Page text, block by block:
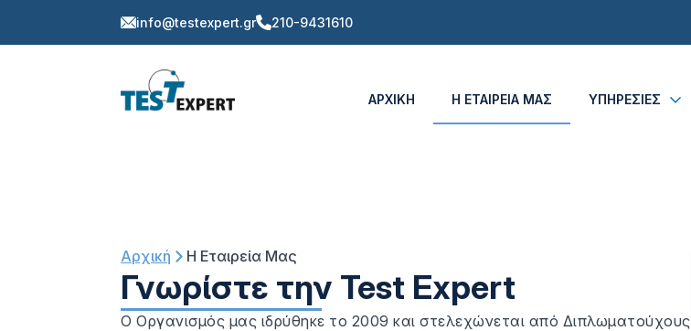
info@testexpert.gr 210-9431610
ΑΡΧΙΚΗ Η ΕΤΑΙΡΕΙΑ ΜΑΣ ΥΠΗΡΕΣΙΕΣ
Αρχική Η Εταιρεία Μας
Γνωρίστε την Test Expert
Ο Οργανισμός μας ιδρύθηκε το 2009 και στελεχώνεται από Διπλωματούχους